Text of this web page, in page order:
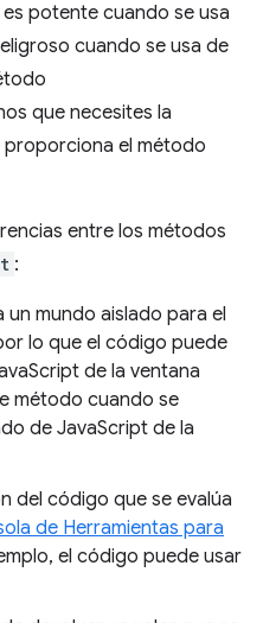
potente cuando se usa
cuando se usa de
que necesites la
el método
entre los métodos
:
un mundo aislado para el
lo que el código puede
de la ventana
método cuando se
de JavaScript de la
del código que se evalúa
de Herramientas para
el código puede usar